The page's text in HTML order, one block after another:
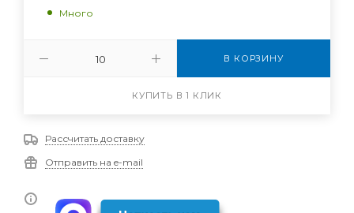
Много
В КОРЗИНУ
КУПИТЬ В 1 КЛИК
Рассчитать доставку
Отправить на e-mail